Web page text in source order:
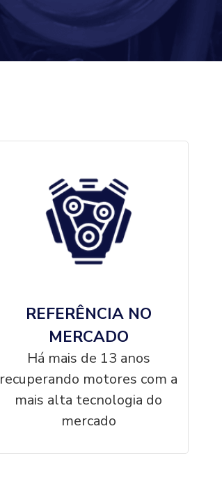
REFERÊNCIA NO
MERCADO
Há mais de 13 anos
recuperando motores com a
mais alta tecnologia do
mercado